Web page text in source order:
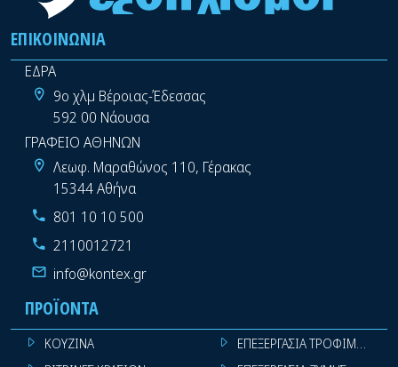
ΕΠΙΚΟΙΝΩΝΊΑ
ΕΔΡΑ
9ο χλμ Βέροιας-Έδεσσας
592 00 Νάουσα
ΓΡΑΦΕΙΟ ΑΘΗΝΩΝ
Λεωφ. Μαραθώνος 110, Γέρακας
15344 Αθήνα
801 10 10 500
2110012721
info@kontex.gr
ΠΡΟΪΌΝΤΑ
ΚΟΥΖΙΝΑ
ΕΠΕΞΕΡΓΑΣΙΑ ΤΡΟΦΙΜΩΝ